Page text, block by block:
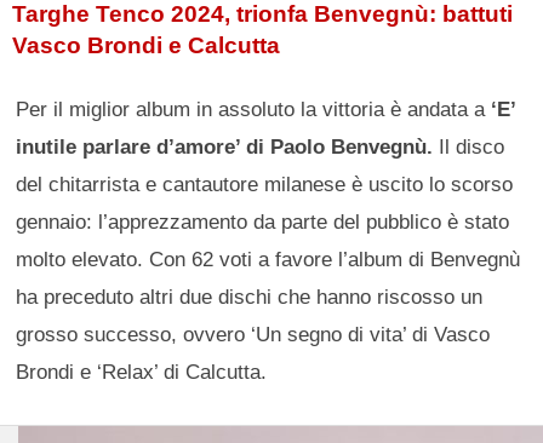
Targhe Tenco 2024, trionfa Benvegnù: battuti
Vasco Brondi e Calcutta
Per il miglior album in assoluto la vittoria è andata a ‘E’
inutile parlare d’amore’ di Paolo Benvegnù. Il disco
del chitarrista e cantautore milanese è uscito lo scorso
gennaio: l’apprezzamento da parte del pubblico è stato
molto elevato. Con 62 voti a favore l’album di Benvegnù
ha preceduto altri due dischi che hanno riscosso un
grosso successo, ovvero ‘Un segno di vita’ di Vasco
Brondi e ‘Relax’ di Calcutta.